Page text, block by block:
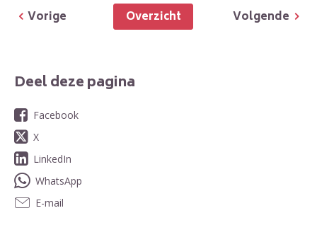
Volgende
Overzicht
Vorige
Deel deze pagina
Facebook
X
LinkedIn
WhatsApp
E-mail